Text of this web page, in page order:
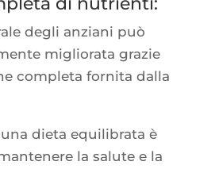
degli anzia­ni può
miglio­ra­ta gra­zie
com­ple­ta for­ni­ta dal­la
die­ta equi­li­bra­ta è
la salute e la